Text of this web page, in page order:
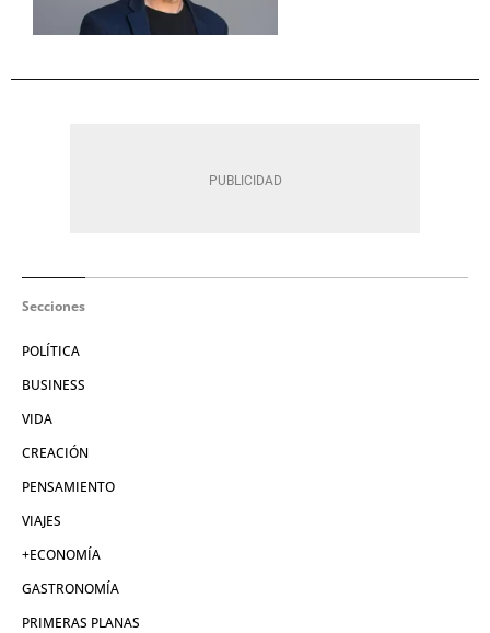
Secciones
POLÍTICA
BUSINESS
VIDA
CREACIÓN
PENSAMIENTO
VIAJES
+ECONOMÍA
GASTRONOMÍA
PRIMERAS PLANAS